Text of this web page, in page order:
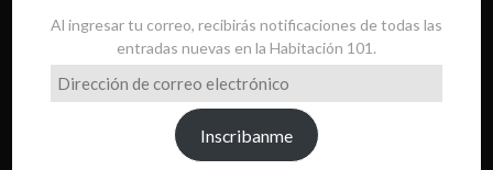
Al ingresar tu correo, recibirás notificaciones de todas las
entradas nuevas en la Habitación 101.
Dirección
de
Inscribanme